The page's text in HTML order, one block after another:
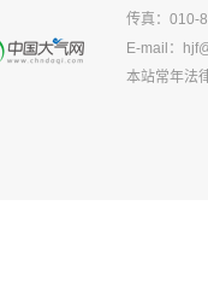
传真：010-
E-mail：
本站常年法